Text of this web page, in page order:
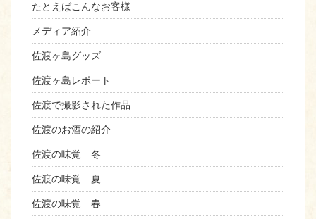
たとえばこんなお客様
メディア紹介
佐渡ヶ島グッズ
佐渡ヶ島レポート
佐渡で撮影された作品
佐渡のお酒の紹介
佐渡の味覚 冬
佐渡の味覚 夏
佐渡の味覚 春